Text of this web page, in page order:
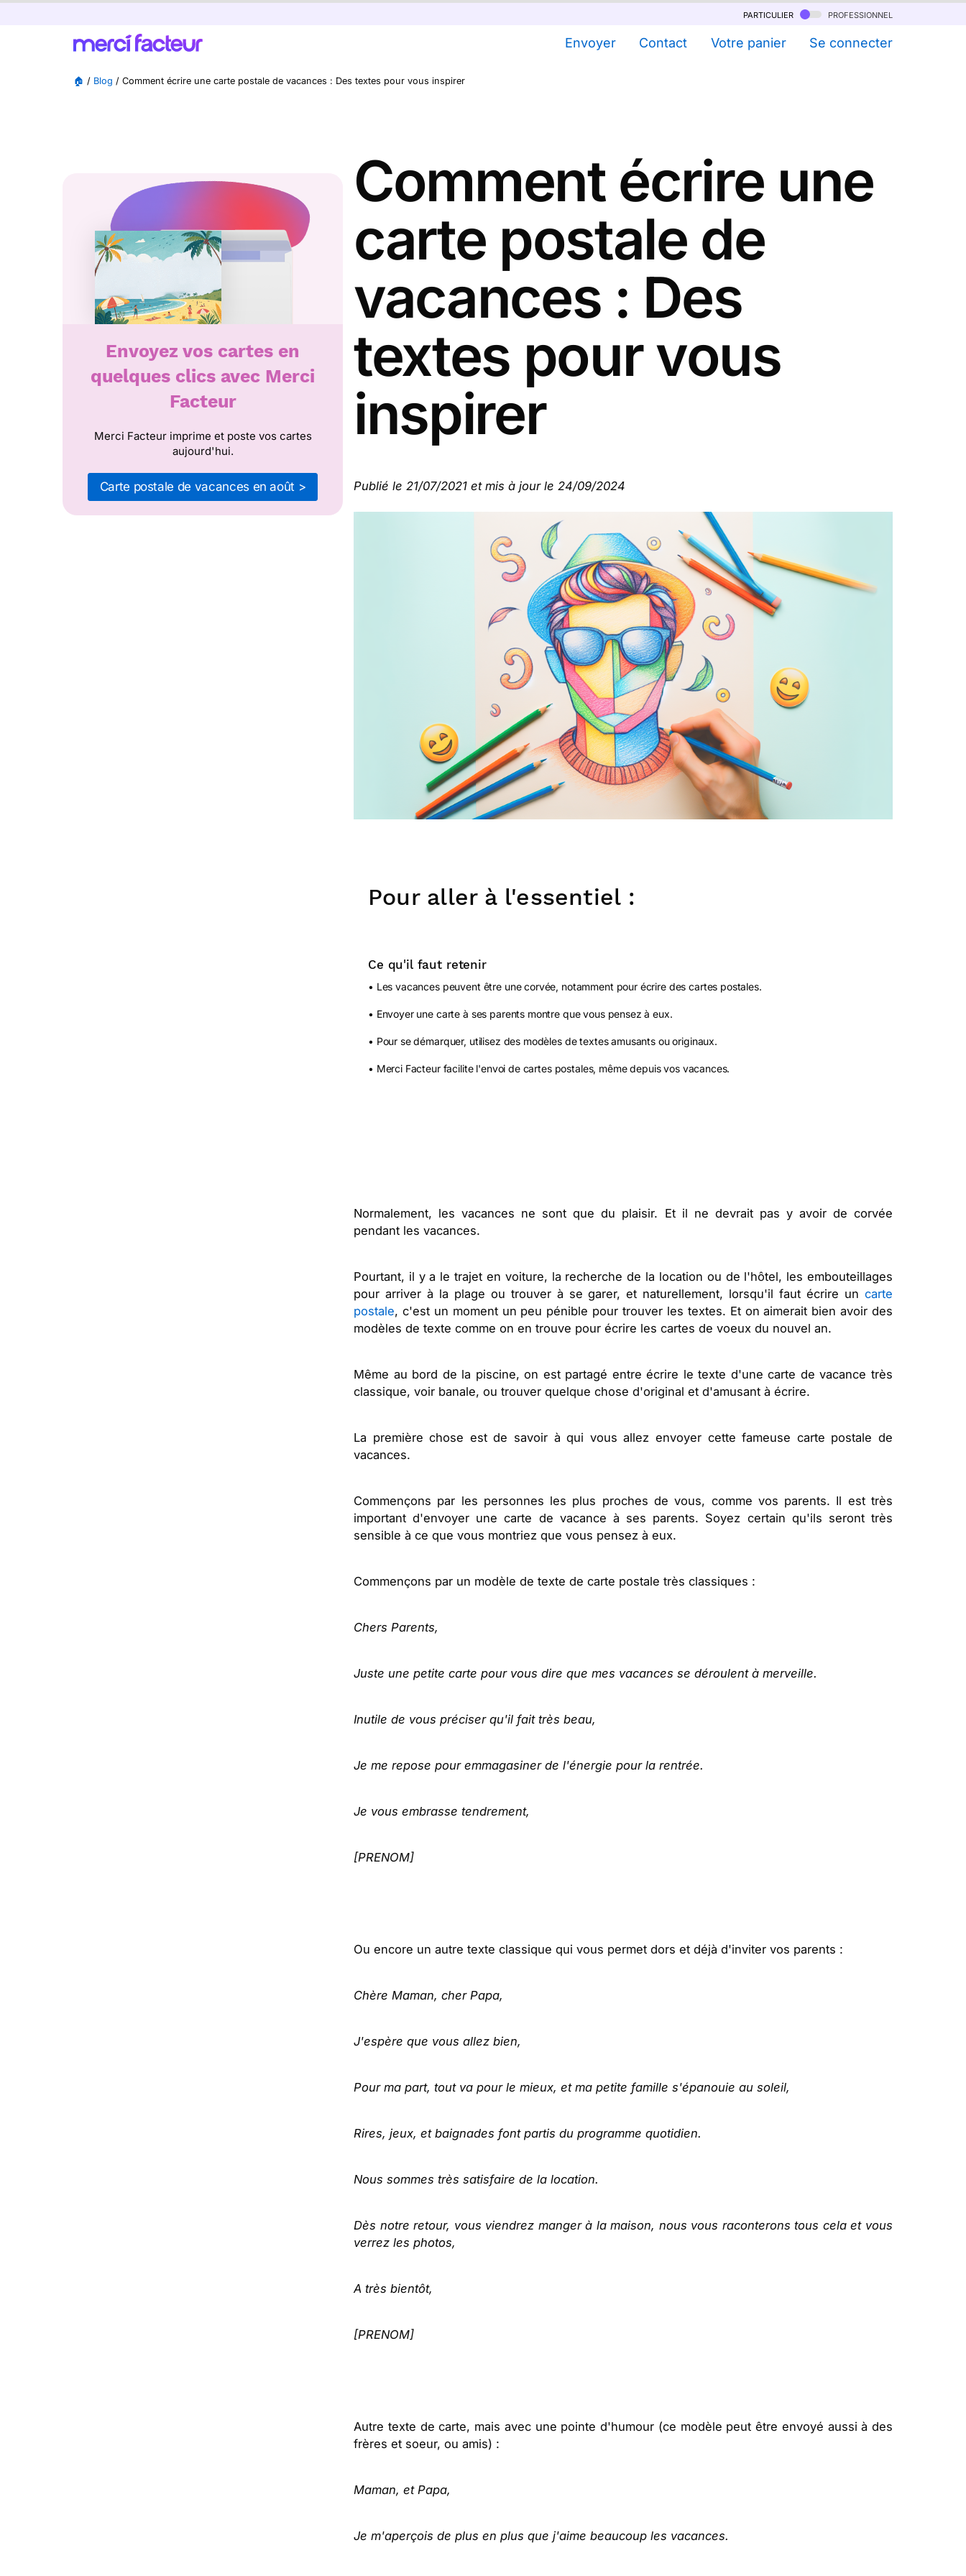
particulier professionnel
Envoyer Contact Votre panier Se connecter
🏠 / Blog / Comment écrire une carte postale de vacances : Des textes pour vous inspirer
Envoyez vos cartes en
quelques clics avec Merci
Facteur
Merci Facteur imprime et poste vos cartes
aujourd'hui.
Carte postale de vacances en août >
Comment écrire une
carte postale de
vacances : Des
textes pour vous
inspirer
Publié le 21/07/2021 et mis à jour le 24/09/2024
Pour aller à l'essentiel :
Ce qu'il faut retenir
• Les vacances peuvent être une corvée, notamment pour écrire des cartes postales.
• Envoyer une carte à ses parents montre que vous pensez à eux.
• Pour se démarquer, utilisez des modèles de textes amusants ou originaux.
• Merci Facteur facilite l'envoi de cartes postales, même depuis vos vacances.
Normalement, les vacances ne sont que du plaisir. Et il ne devrait pas y avoir de corvée
pendant les vacances.
Pourtant, il y a le trajet en voiture, la recherche de la location ou de l'hôtel, les embouteillages
pour arriver à la plage ou trouver à se garer, et naturellement, lorsqu'il faut écrire un carte
postale, c'est un moment un peu pénible pour trouver les textes. Et on aimerait bien avoir des
modèles de texte comme on en trouve pour écrire les cartes de voeux du nouvel an.
Même au bord de la piscine, on est partagé entre écrire le texte d'une carte de vacance très
classique, voir banale, ou trouver quelque chose d'original et d'amusant à écrire.
La première chose est de savoir à qui vous allez envoyer cette fameuse carte postale de
vacances.
Commençons par les personnes les plus proches de vous, comme vos parents. Il est très
important d'envoyer une carte de vacance à ses parents. Soyez certain qu'ils seront très
sensible à ce que vous montriez que vous pensez à eux.
Commençons par un modèle de texte de carte postale très classiques :
Chers Parents,
Juste une petite carte pour vous dire que mes vacances se déroulent à merveille.
Inutile de vous préciser qu'il fait très beau,
Je me repose pour emmagasiner de l'énergie pour la rentrée.
Je vous embrasse tendrement,
[PRENOM]
Ou encore un autre texte classique qui vous permet dors et déjà d'inviter vos parents :
Chère Maman, cher Papa,
J'espère que vous allez bien,
Pour ma part, tout va pour le mieux, et ma petite famille s'épanouie au soleil,
Rires, jeux, et baignades font partis du programme quotidien.
Nous sommes très satisfaire de la location.
Dès notre retour, vous viendrez manger à la maison, nous vous raconterons tous cela et vous
verrez les photos,
A très bientôt,
[PRENOM]
Autre texte de carte, mais avec une pointe d'humour (ce modèle peut être envoyé aussi à des
frères et soeur, ou amis) :
Maman, et Papa,
Je m'aperçois de plus en plus que j'aime beaucoup les vacances.